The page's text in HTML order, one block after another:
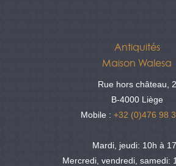
Antiquités
Maison Walesa
Rue hors château, 2
B-4000 Liège
Mobile : +32 (0)476 98
Mardi, jeudi: 10h à
Mercredi, vendredi, samedi: